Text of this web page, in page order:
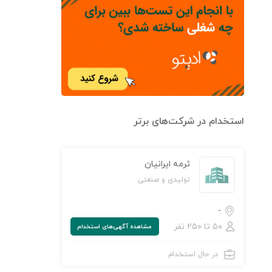
استخدام در شرکت‌های برتر
ثرمه ایرانیان
تولیدی و صنعتی
-
۵۰ تا ۲۵۰ نفر
مشاهده‌ آگهی‌های استخدام
در حال استخدام